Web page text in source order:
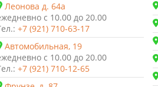
Леонова д. 64а
с 10.00 до 20.00
+7 (921) 710-63-17
Автомобильная, 19
с 10.00 до 20.00
+7 (921) 710-12-65